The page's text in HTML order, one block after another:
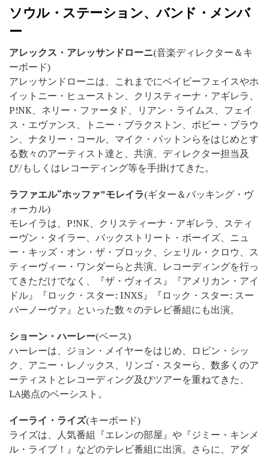
ソウル・ステーション、バンド・メンバ
ー
アレックス・アレッサンドローニ(音楽ディレクター＆キ
ーボード)
アレッサンドローニは、これまでにベイビーフェイスやホ
イットニー・ヒューストン、クリスティーナ・アギレラ、
P!NK、ネリー・ファータド、リアン・ライムス、フェイ
ス・エヴァンス、トニー・ブラクストン、ボビー・ブラウ
ン、ナタリー・コール、マイク・パットンらをはじめとす
る数々のアーティスト達と、共演、ディレクター担当及
び/もしくはレコーディング等を手掛けてきた。
ラファエル“ホッファ”モレイラ(ギター＆バッキング・ヴ
ォーカル)
モレイラは、P!NK、クリスティーナ・アギレラ、スティ
ーヴン・タイラー、バックストリート・ボーイズ、ニュ
ー・キッズ・オン・ザ・ブロック、シェリル・クロウ、ス
ティーヴィー・ワンダーらと共演、レコーディングを行っ
てきただけでなく、『ザ・ヴォイス』『アメリカン・アイ
ドル』『ロック・スター: INXS』『ロック・スター: スー
パーノーヴァ』といった数々のテレビ番組にも出演。
ショーン・ハーレー(ベース)
ハーレーは、ジョン・メイヤーをはじめ、ロビン・シッ
ク、アニー・レノックス、リンゴ・スターら、数多くのア
ーティストとレコーディング及びツアーを重ねてきた、
LA拠点のベーシスト。
イーライ・ライズ(キーボード)
ライズは、人気番組『エレンの部屋』や『ジミー・キンメ
ル・ライブ！』などのテレビ番組に出演。さらに、アダ